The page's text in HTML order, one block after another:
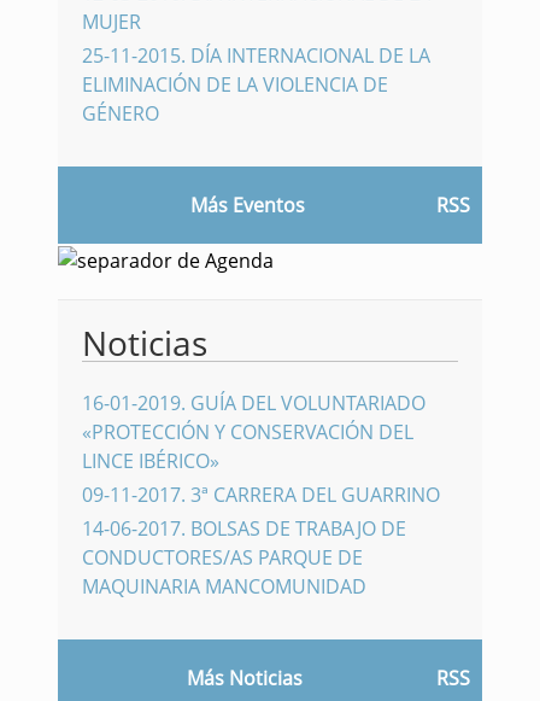
MUJER
25-11-2015. DÍA INTERNACIONAL DE LA
ELIMINACIÓN DE LA VIOLENCIA DE
GÉNERO
Más Eventos RSS
Noticias
16-01-2019. GUÍA DEL VOLUNTARIADO
«PROTECCIÓN Y CONSERVACIÓN DEL
LINCE IBÉRICO»
09-11-2017. 3ª CARRERA DEL GUARRINO
14-06-2017. BOLSAS DE TRABAJO DE
CONDUCTORES/AS PARQUE DE
MAQUINARIA MANCOMUNIDAD
Más Noticias RSS